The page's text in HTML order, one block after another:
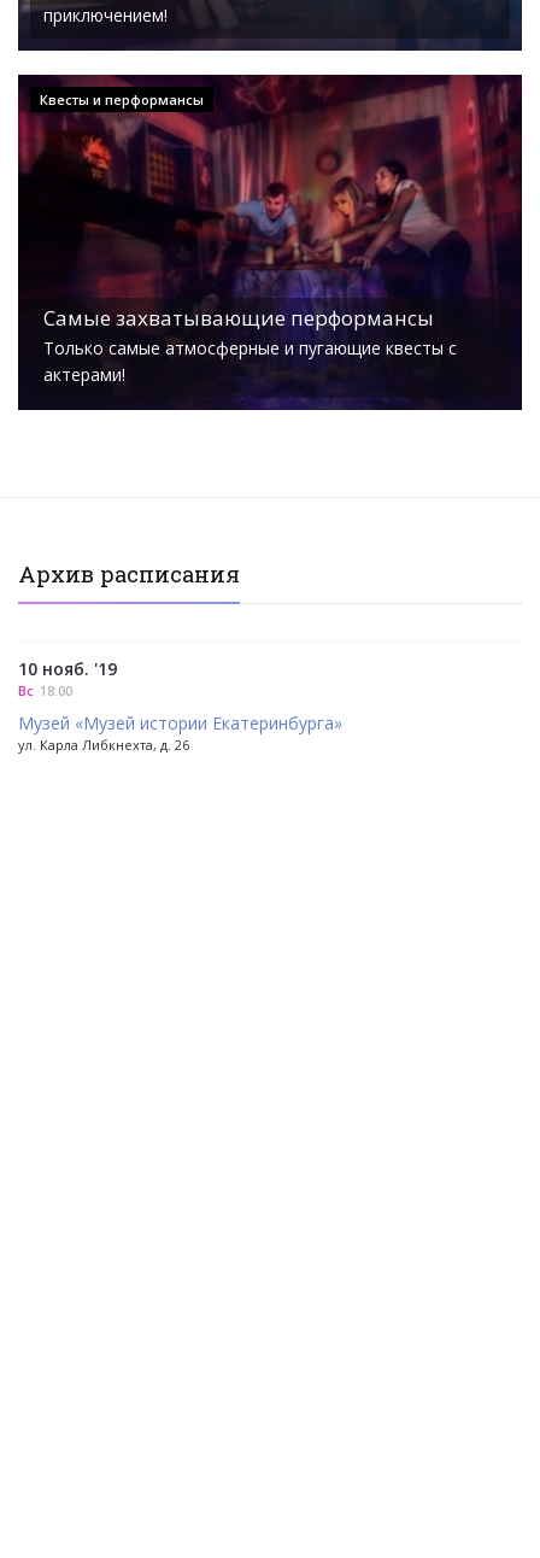
приключением!
Квесты и перформансы
Самые захватывающие перформансы
Только самые атмосферные и пугающие квесты с
актерами!
Архив расписания
10 нояб. '19
Вс 18:00
Музей «Музей истории Екатеринбурга»
ул. Карла Либкнехта, д. 26